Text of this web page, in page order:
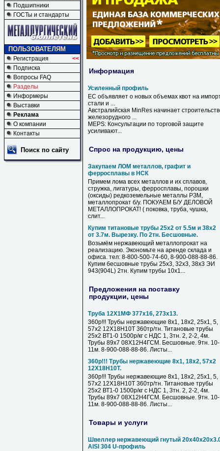
Подшипники
ГОСТы и стандарты
ПОЛЬЗОВАТЕЛЯМ
Регистрация
<<
Подписка
Вопросы FAQ
Разделы
Информеры
Выставки
Реклама
О компании
Контакты
Поиск по сайту
Информация
Усиленный профиль
ЕС объявляет о новых объемах квот на
стали и ...
Австралийская MinRes начинает
железорудного ...
MEPS: Консультации по торговой защите
усиливают...
Спрос на продукцию, цены
Закупаем ЛОМ металлов, графит и
ферросплавы в НСК
Примем лома всех металлов и их сплавов,
стружка, лигатуры, ферросплавы, порошки
(оксиды) редкоземельные металлы РЗМ,
металлопрокат б/у. ПОКУАЕМ Б/У ДЕЛОВОЙ
МЕТАЛЛОПРОКАТ! ( поковка, труба, чушка,
слит...
Купим титановые трубы 25х2 от 5.5м и 38х2
от 3.7м. Вырезку. По 2тн. Бесшовные.
Возьмём нержавеющий металлопрокат на
реализацию. Экономьте на аренде склада и
офиса. тел: 8-800-500-74-60, 8-900-088-88-86.
Купим бесшовные трубы 25х3, 32х3, 38х3 ЭИ
943(904L) 2тн. Купим трубы 10х1...
Предложения на поставку
продукции, цены
Труба 12Х1МФ 377х16, 273х13.
360р!!! Трубы нержавеющие 8х1, 18х2, 25х1, 5,
57х2 12Х18Н10Т 360тр/тн. Титановые трубы
25х2 ВТ1-0 1500р/кг с НДС 1, 3тн. 2, 2-2, 4м.
Трубы 89х7 08Х12Н4ГСМ. Бесшовные. 9тн. 10-
11м. 8-900-088-88-86. Листы...
360р!!! Трубы нержавеющие 8х1, 18х2, 57х2
12Х18Н10Т.
360р!!! Трубы нержавеющие 8х1, 18х2, 25х1, 5,
57х2 12Х18Н10Т 360тр/тн. Титановые трубы
25х2 ВТ1-0 1500р/кг с НДС 1, 3тн. 2, 2-2, 4м.
Трубы 89х7 08Х12Н4ГСМ. Бесшовные. 9тн. 10-
11м. 8-900-088-88-86. Листы...
Товары и услуги
Швеллер нержавеющий гнутый
AISI 304 U-профиль